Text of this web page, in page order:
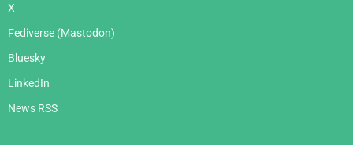
X
Fediverse (Mastodon)
Bluesky
LinkedIn
News RSS